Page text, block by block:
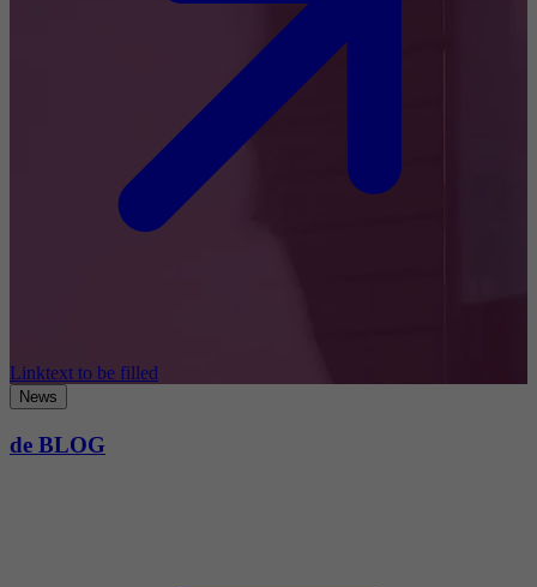
Linktext to be filled
News
de BLOG